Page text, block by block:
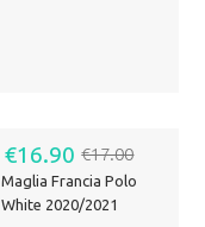
€16.90 €17.00
Maglia Francia Polo
White 2020/2021